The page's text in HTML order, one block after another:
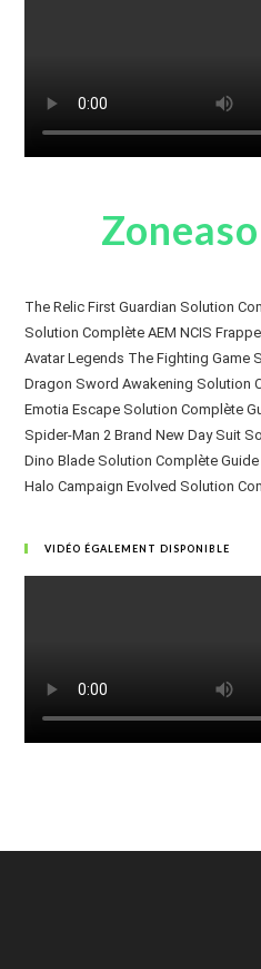
The Relic First Guardian Solution
Solution Complète AEM NCIS
Avatar Legends The Fighting Game
Dragon Sword Awakening Solution
Emotia Escape Solution Complète
Spider-Man 2 Brand New Day Suit
Dino Blade Solution Complète
Halo Campaign Evolved Solution
VIDÉO ÉGALEMENT DISPONIBLE